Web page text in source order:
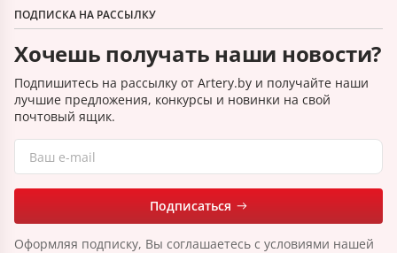
ПОДПИСКА НА РАССЫЛКУ
Хочешь получать наши новости?
Подпишитесь на рассылку от Artery.by и получайте наши
лучшие предложения, конкурсы и новинки на свой
почтовый ящик.
Подписаться
Оформляя подписку, Вы соглашаетесь с условиями нашей